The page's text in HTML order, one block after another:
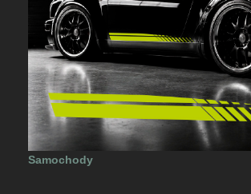
Samochody